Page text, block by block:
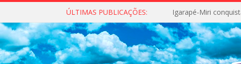
ÚLTIMAS PUBLICAÇÕES: